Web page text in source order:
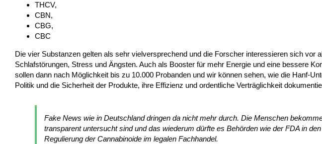
THCV,
CBN,
CBG,
CBC
Die vier Substanzen gelten als sehr vielversprechend und die Forscher interessieren sich vor
Schlafstörungen, Stress und Ängsten. Auch als Booster für mehr Energie und eine bessere
sollen dann nach Möglichkeit bis zu 10.000 Probanden und wir können sehen, wie die Hanf-
Politik und die Sicherheit der Produkte, ihre Effizienz und ordentliche Verträglichkeit
Fake News wie in Deutschland dringen da nicht mehr durch. Die Menschen
transparent untersucht sind und das wiederum dürfte es Behörden wie der FDA in
Regulierung der Cannabinoide im legalen Fachhandel.